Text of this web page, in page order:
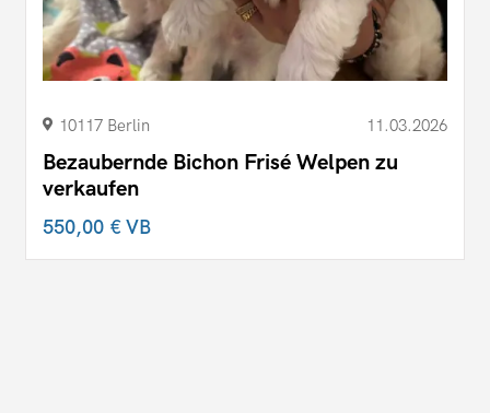
10117 Berlin 11.03.2026
Bezaubernde Bichon Frisé Welpen zu
verkaufen
550,00 €VB